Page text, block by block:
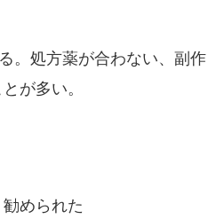
。処方薬が合わない、副作
が多い。
められた